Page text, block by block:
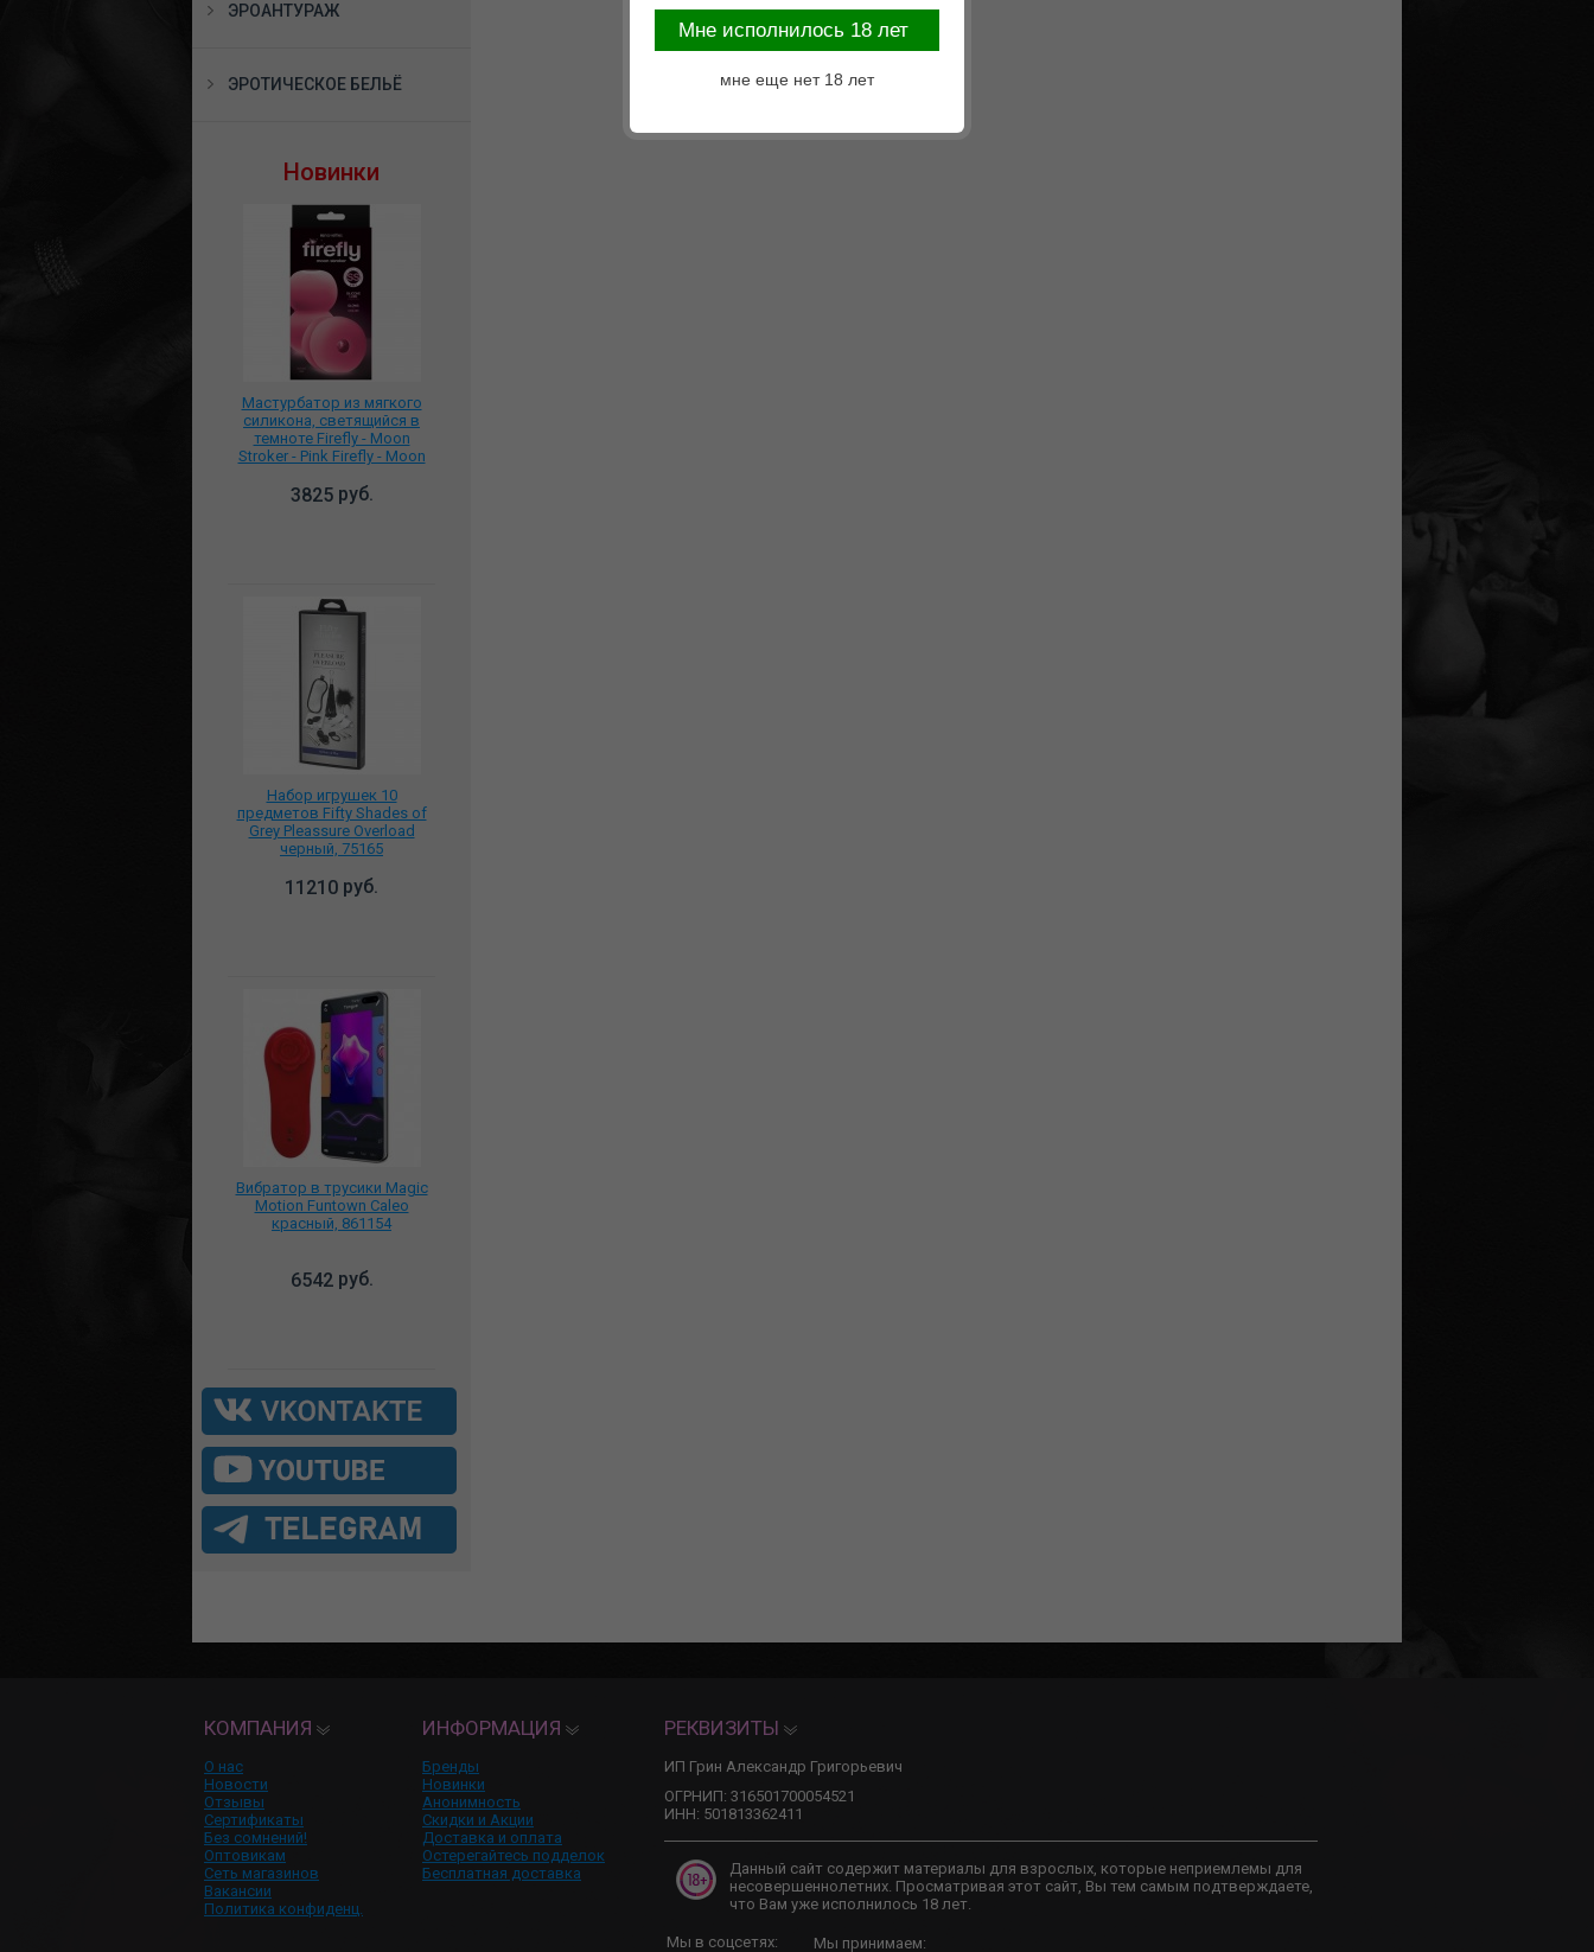
ЭРОАНТУРАЖ
ЭРОТИЧЕСКОЕ БЕЛЬЁ
Новинки
Мастурбатор из мягкого
силикона, светящийся в
темноте Firefly - Moon
Stroker - Pink Firefly - Moon
3825руб.
Набор игрушек 10
предметов Fifty Shades of
Grey Pleassure Overload
черный, 75165
11210 руб.
Вибратор в трусики Magic
Motion Funtown Caleo
красный, 861154
6542руб.
КОМПАНИЯ
О нас
Новости
Отзывы
Сертификаты
Без сомнений!
Оптовикам
Сеть магазинов
Вакансии
Политика конфиденц.
ИНФОРМАЦИЯ
Бренды
Новинки
Анонимность
Скидки и Акции
Доставка и оплата
Остерегайтесь подделок
Бесплатная доставка
РЕКВИЗИТЫ
ИП Грин Александр Григорьевич
ОГРНИП: 316501700054521
ИНН: 501813362411
Данный сайт содержит материалы для взрослых, которые неприемлемы для
несовершеннолетних. Просматривая этот сайт, Вы тем самым подтверждаете,
что Вам уже исполнилось 18 лет.
Мы в соцсетях: Мы принимаем:
Mне исполнилось 18 лет
мне еще нет 18 лет